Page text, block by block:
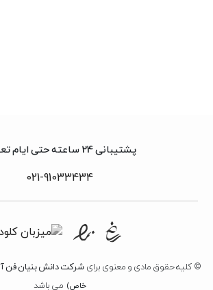
پشتیبانی 24 ساعته حتی ایام تعطیل
021-91033434
© کلیه حقوق مادی و معنوی برای شرکت دانش بنیان فن
خاص) می باشد